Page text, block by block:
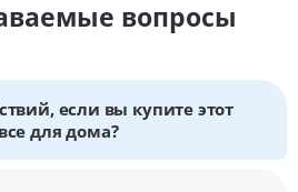
вопросы
если вы купите этот
для дома?